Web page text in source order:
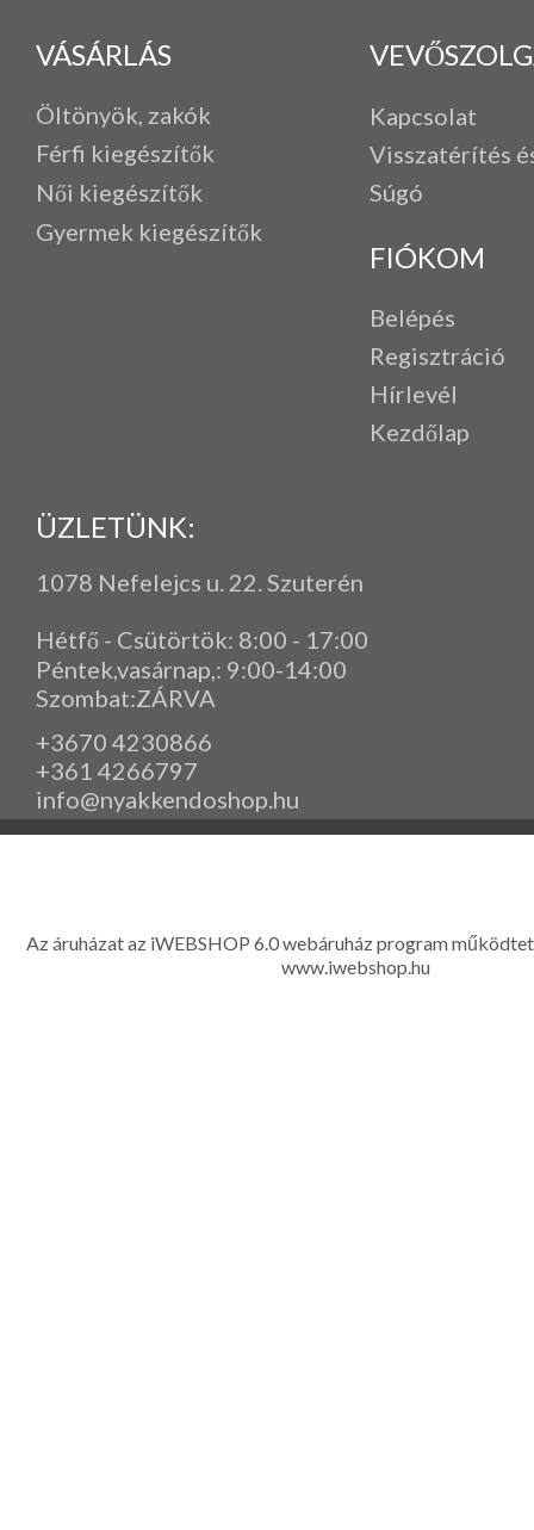
VÁSÁRLÁS
Öltönyök, zakók
Férfi kiegészítők
Női kiegészítők
Gyermek kiegészítők
Kapcsolat
Visszatérítés
Súgó
FIÓKOM
Belépés
Regisztráció
Hírlevél
Kezdőlap
ÜZLETÜNK:
1078 Nefelejcs u. 22. Szuterén
Hétfő - Csütörtök: 8:00 - 17:00
Péntek,vasárnap, : 9:00-14:00
Szombat:ZÁRVA
+3670 4230866
+361 4266797
info@nyakkendoshop.hu
Az áruházat az iWEBSHOP 6.0 webáruház program
www.iwebshop.hu